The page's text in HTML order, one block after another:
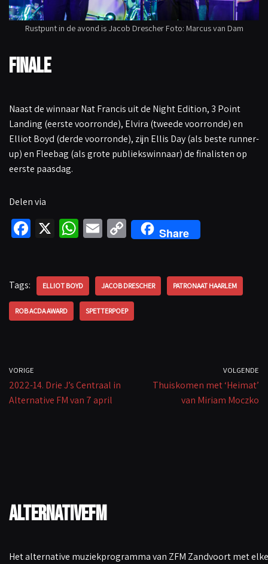
Rustpunt in de avond is Jacob Drescher Foto: Marcus van Dam
Finale
Naast de winnaar Nat Francis uit de Night Edition, 3 Point
Landing (eerste voorronde), Elvira (tweede voorronde) en
Elliot Boyd (derde voorronde), zijn Ellis Day (als beste runner-
up) en Fleebag (als grote publiekswinnaar) de finalisten op
eerste paasdag.
Delen via
Fa
o
o
k
X W
sA
p
p
E C
o
y
Li
n
Share
Tags: ELLIOT BOYD JACOB DRESCHER PATRONAAT HAARLEM
ROB ACDA AWARD SPETTERPOEP
VORIGE
2022-14. Drie J’s Centraal in
Alternative FM van 7 april
VOLGENDE
Thuiskomen met ‘Heimat’
van Miriam Moczko
AlternativeFM
Het alternative muziekprogramma van ZFM Zandvoort met